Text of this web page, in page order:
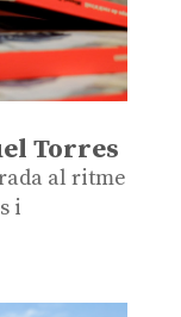
Torres
al ritme
i